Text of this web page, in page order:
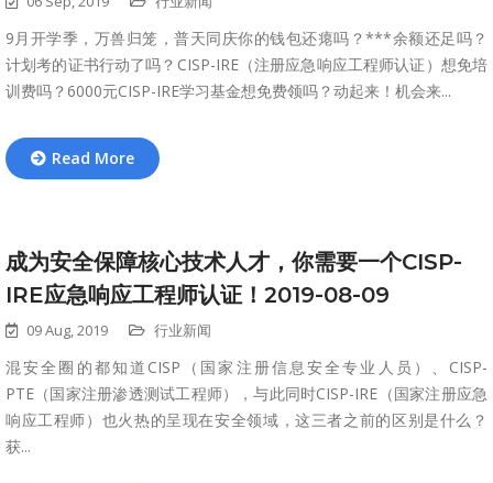
9月开学季，万兽归笼，普天同庆你的钱包还瘪吗？***余额还足吗？
计划考的证书行动了吗？CISP-IRE（注册应急响应工程师认证）想免培
训费吗？6000元CISP-IRE学习基金想免费领吗？动起来！机会来...
Read More
成为安全保障核心技术人才，你需要一个CISP-
IRE应急响应工程师认证！2019-08-09
09 Aug, 2019 行业新闻
混安全圈的都知道CISP（国家注册信息安全专业人员）、CISP-
PTE（国家注册渗透测试工程师），与此同时CISP-IRE（国家注册应急
响应工程师）也火热的呈现在安全领域，这三者之前的区别是什么？
获...